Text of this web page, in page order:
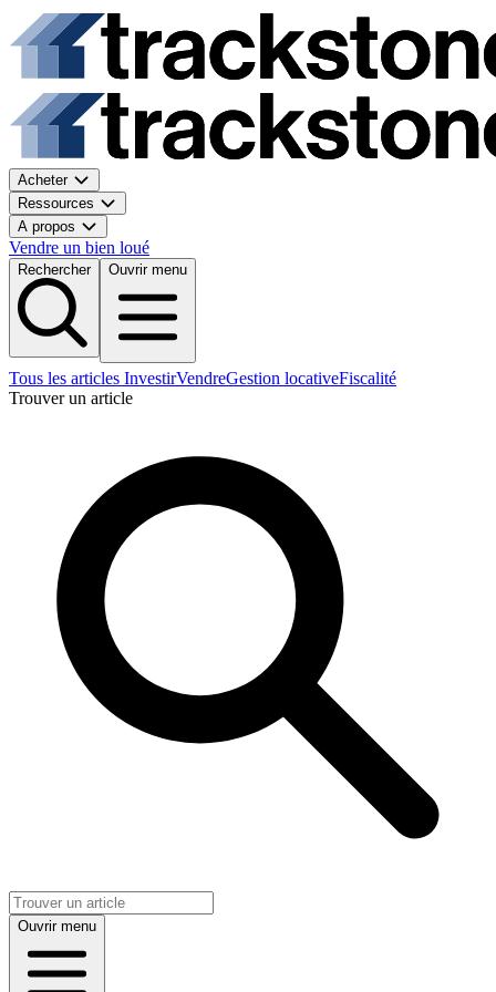
Acheter
Ressources
A propos
Vendre un bien loué
Rechercher Ouvrir menu
Tous les articles InvestirVendreGestion locativeFiscalité
Trouver un article
Ouvrir menu